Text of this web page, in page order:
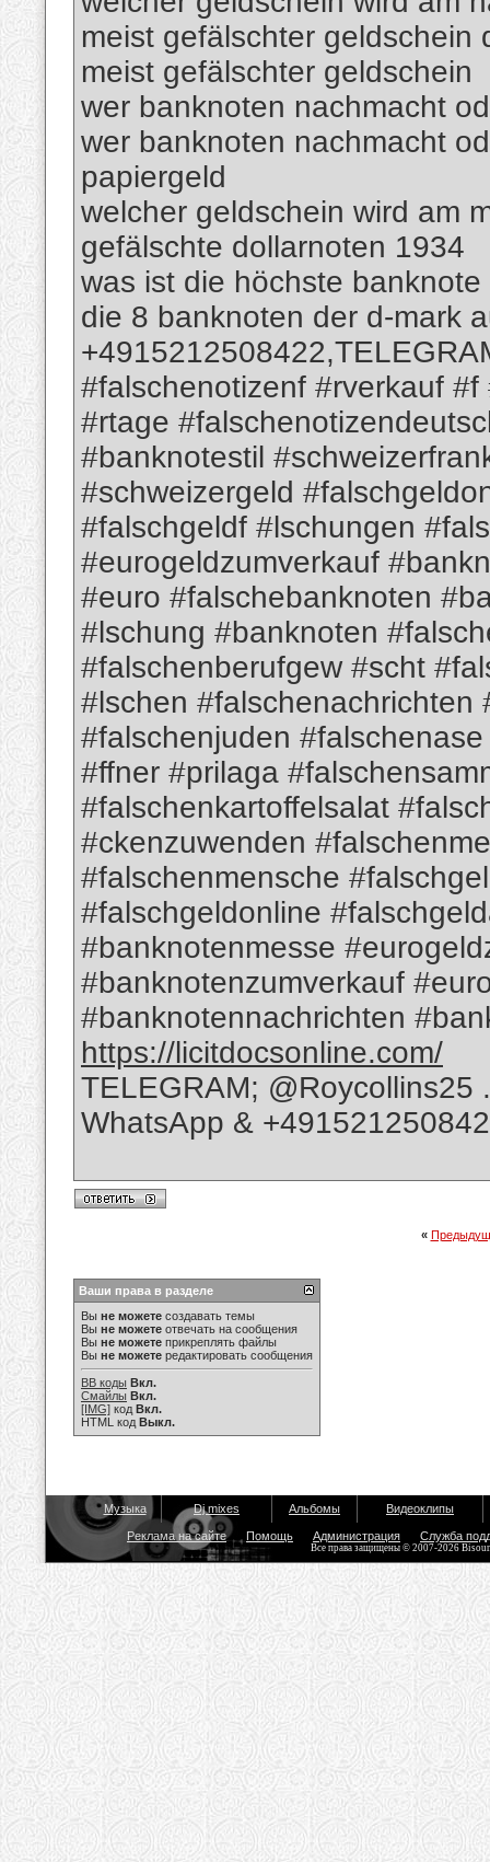
meist gefälschter geldschein
meist gefälschter geldschein
wer banknoten nachmacht
wer banknoten nachmacht
papiergeld
welcher geldschein wird am
gefälschte dollarnoten 1934
was ist die höchste
die 8 banknoten der d-mark
#falschenotizenf #rverkauf
#rtage
#banknotestil
#schweizergeld
#falschgeldf #lschungen
#eurogeldzumverkauf
#euro #falschebanknoten
#lschung #banknoten
#falschenberufgew #scht
#lschen #falschenachrichten
#falschenjuden
#ffner #prilaga
#falschenkartoffelsalat
#ckenzuwenden
#falschenmensche
#falschgeldonline
#banknotenmesse
#banknotenzumverkauf
#banknotennachrichten
https://licitdocsonline.com/
TELEGRAM; @Roycollins25 .
WhatsApp &
«
Ваши права в разделе
Вы не можете создавать темы
Вы не можете отвечать на сообщения
Вы не можете прикреплять файлы
Вы не можете редактировать сообщения
BB коды Вкл.
Смайлы Вкл.
[IMG] код Вкл.
HTML код Выкл.
Музыка Dj mixes Альбомы Видеоклипы
Реклама на сайте Помощь Администрация Служба
Все права защищены © 2007-2026